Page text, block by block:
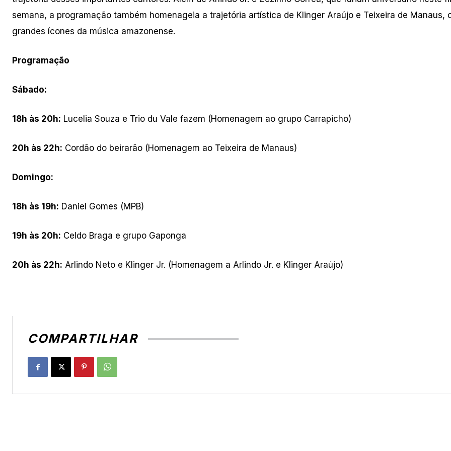
semana, a programação também homenageia a trajetória artística de Klinger Araújo e Teixeira de Manaus,
grandes ícones da música amazonense.
Programação
Sábado:
18h às 20h: Lucelia Souza e Trio du Vale fazem (Homenagem ao grupo Carrapicho)
20h às 22h: Cordão do beirarão (Homenagem ao Teixeira de Manaus)
Domingo:
18h às 19h: Daniel Gomes (MPB)
19h às 20h: Celdo Braga e grupo Gaponga
20h às 22h: Arlindo Neto e Klinger Jr. (Homenagem a Arlindo Jr. e Klinger Araújo)
COMPARTILHAR